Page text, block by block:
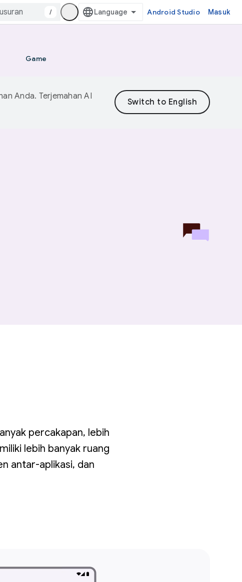
/ Android Studio Masuk
Game
Anda. Terjemahan AI
percakapan, lebih
lebih banyak ruang
antar-aplikasi, dan